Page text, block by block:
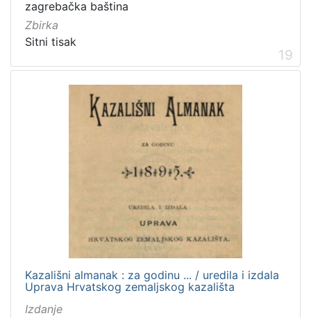
zagrebačka baština
Zbirka
Sitni tisak
19
Kazališni almanak : za godinu ... / uredila i izdala
Uprava Hrvatskog zemaljskog kazališta
Izdanje